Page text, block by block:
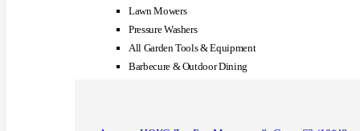
Lawn Mowers
Pressure Washers
All Garden Tools & Equipment
Barbecure & Outdoor Dining